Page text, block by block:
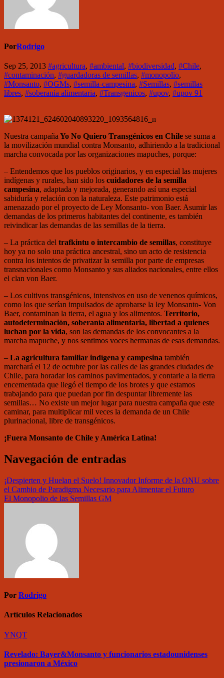
PorRodrigo
Sep 25, 2013 #agricultura, #ambiental, #biodiversidad, #Chile,
#contaminación, #guardadoras de semillas, #monopolio,
#Monsanto, #OGMs, #semilla-campesina, #Semillas, #semillas
libres, #soberanía alimentaria, #Transgenicos, #upov, #upov 91
Nuestra campaña Yo No Quiero Transgénicos en Chile se suma a
la movilización mundial contra Monsanto, adhiriendo a la tradicional
marcha convocada por las organizaciones mapuches, porque:
– Entendemos que los pueblos originarios, y en especial las mujeres
indígenas y rurales, han sido los cuidadores de la semilla
campesina, adaptada y mejorada, generando así una especial
sabiduría y relación con la naturaleza. Este patrimonio está
amenazado por el proyecto de Ley Monsanto- von Baer. Asumir las
demandas de los primeros habitantes del continente, es también
reivindicar las demandas de las semillas de la tierra.
– La práctica del trafkintu o intercambio de semillas, constituye
hoy ya no solo una práctica ancestral, sino un acto de resistencia
contra los intentos de privatizar la semilla por parte de empresas
transnacionales como Monsanto y sus aliados nacionales, entre ellos
el clan von Baer.
– Los cultivos transgénicos, intensivos en uso de venenos químicos,
como los que serían impulsados de aprobarse la ley Monsanto- Von
Baer, contaminan la tierra, el agua y los alimentos. Territorio,
autodeterminación, soberanía alimentaria, libertad a quienes
luchan por la vida, son las demandas de los convocantes a la
marcha mapuche, y nos sentimos voces hermanas de esas demandas.
– La agricultura familiar indígena y campesina también
marchará el 12 de octubre por las calles de las grandes ciudades de
Chile, para horadar los caminos pavimentados, y contarle a la tierra
encementada que llegó el tiempo de los brotes y que estamos
trabajando para que puedan por fin despuntar libremente las
semillas… No existe un mejor lugar para nuestra campaña que este
caminar, para multiplicar mil veces la demanda de un Chile
plurinacional, libre de transgénicos.
¡Fuera Monsanto de Chile y América Latina!
Navegación de entradas
¡Despierten y Huelan el Suelo! Innovador Informe de la ONU sobre
el Cambio de Paradigma Necesario para Alimentar el Futuro
El Monopolio de las Semillas GM
Por Rodrigo
Artículos Relacionados
YNQT
Revelado: Bayer&Monsanto y funcionarios estadounidenses
presionaron a México